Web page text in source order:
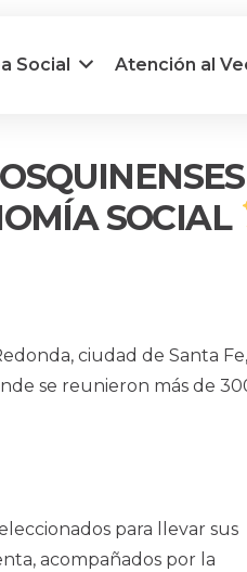
Social Atención al
SOCIAL
ciudad de Santa Fe,
se reunieron más de
para llevar sus
acompañados por la